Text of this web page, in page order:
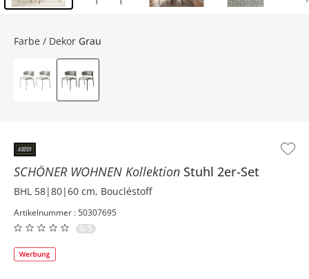
SCHÖNER WOHNEN Kollektion Stuhl 2er-Set
BHL 58|80|60 cm, Boucléstoff
Artikelnummer : 50307695
0/5
Farbe / Dekor Grau